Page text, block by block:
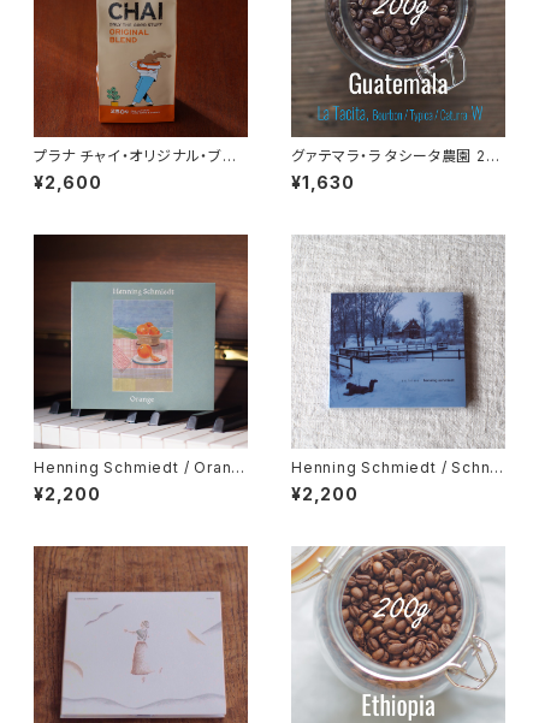
プラナ チャイ・オリジナル・ブレ
ンド 250g
¥2,600
グァテマラ・ラ タシータ農園 20
0g
¥1,630
Henning Schmiedt / Orang
e
¥2,200
Henning Schmiedt / Schne
e
¥2,200